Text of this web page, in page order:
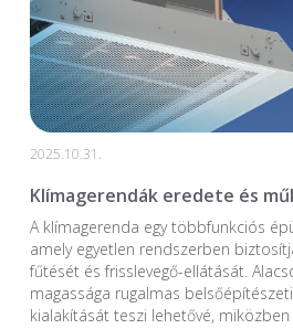
2025.10.31.
Klímagerendák eredete és
A klímagerenda egy többfunkciós
amely egyetlen rendszerben
fűtését és frisslevegő-ellátását.
magassága rugalmas
kialakítását teszi lehetővé,